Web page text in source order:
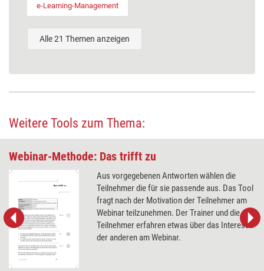
e-Learning-Management
Alle 21 Themen anzeigen
Weitere Tools zum Thema:
Webinar-Methode: Das trifft zu
Aus vorgegebenen Antworten wählen die
Teilnehmer die für sie passende aus. Das Tool
fragt nach der Motivation der Teilnehmer am
Webinar teilzunehmen. Der Trainer und die
Teilnehmer erfahren etwas über das Interesse
der anderen am Webinar.